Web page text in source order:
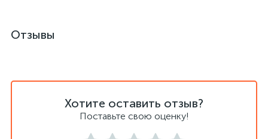
Отзывы
Хотите оставить отзыв?
Поставьте свою оценку!